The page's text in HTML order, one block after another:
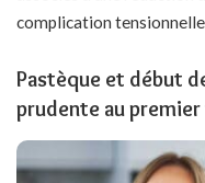
complication
Pastèque et début
prudente au